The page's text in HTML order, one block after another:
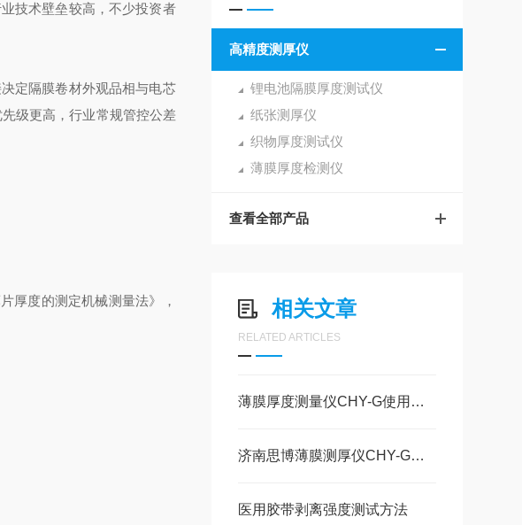
高精度测厚仪
锂电池隔膜厚度测试仪
纸张测厚仪
织物厚度测试仪
薄膜厚度检测仪
查看全部产品
相关文章
RELATED ARTICLES
薄膜厚度测量仪CHY-G使用注意事项
济南思博薄膜测厚仪CHY-G技术优势介绍
医用胶带剥离强度测试方法
技术壁垒较高，不少投资者
定隔膜卷材外观品相与电芯
级更高，行业常规管控公差
厚度的测定机械测量法》，